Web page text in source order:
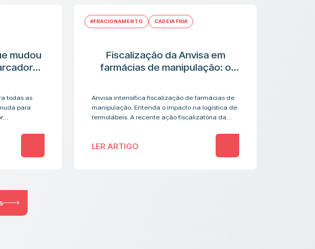
mudou
todas as
para
#FRACIONAMENTO CADEIA FRIA
Fiscalização da Anvisa em
farmácias de manipulação: o
Anvisa intensifica fiscalização de farmácias de
manipulação. Entenda o impacto na logística de
termolábeis. A recente ação fiscalizatória da
LER ARTIGO